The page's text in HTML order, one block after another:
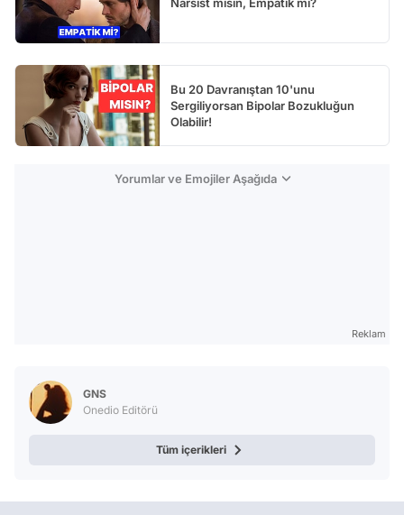
Bu 20 Davranıştan 10'unu
Sergiliyorsan Bipolar Bozukluğun
Olabilir!
Yorumlar ve Emojiler Aşağıda
Reklam
GNS
Onedio Editörü
Tüm içerikleri